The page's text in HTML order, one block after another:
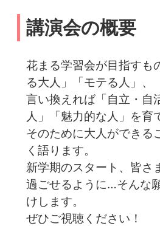
講演会の概要
花まる学習会が目指すも
る大人」「モテる人」、
言い換えれば「自立・自
人」「魅力的な人」を育
そのために大人ができる
く語ります。
新学期のスタート、皆さ
過ごせるように…そんな
けします。
ぜひご視聴ください！